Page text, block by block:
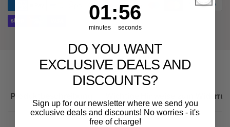
Sportback
Sportback
Produktbeschreibung Wichtige Hinweise zum
Countdown ends in:
1
01
minutes
: 56
56
seconds
DO YOU WANT
EXCLUSIVE DEALS AND
DISCOUNTS?
Sign up for our newsletter where we send you
exclusive deals and discounts! No worries - it's
free of charge!